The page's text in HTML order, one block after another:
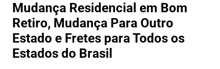
Mudança Residencial em Bom
Retiro, Mudança Para Outro
Estado e Fretes para Todos os
Estados do Brasil